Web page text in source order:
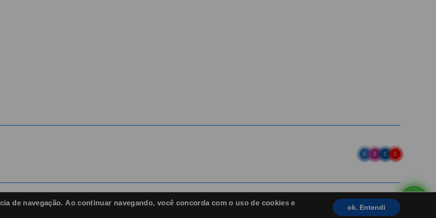
de navegação. Ao continuar navegando, você concorda com o uso de cookies e
ok. Entendi